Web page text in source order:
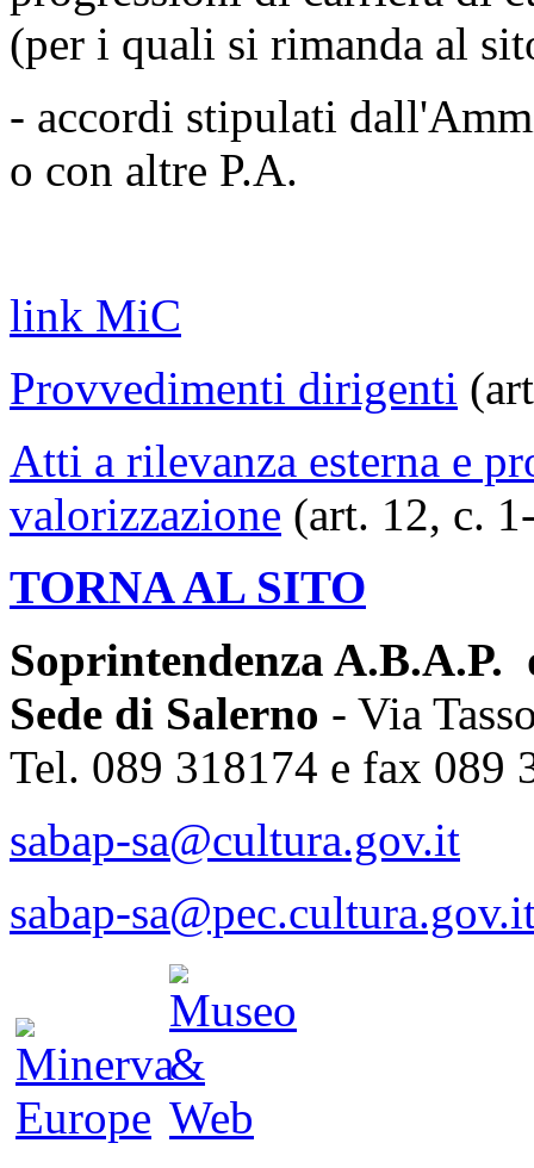
(per i quali si rimanda al
- accordi stipulati
o con altre P.A.
link MiC
Provvedimenti dirigenti
Atti a rilevanza esterna e
valorizzazione (art. 12, c.
TORNA AL SITO
Soprintendenza A.B.A.P.
Sede di Salerno - Via
Tel. 089 318174 e fax 089
sabap-sa@cultura.gov.it
sabap-